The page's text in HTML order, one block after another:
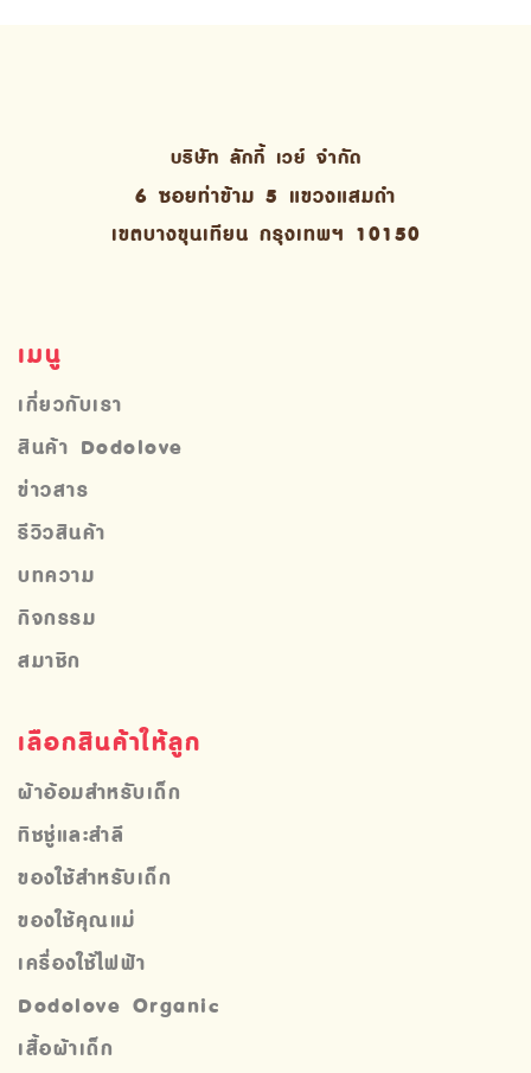
บริษัท ลักกี้ เวย์ จํากัด
6 ซอยท่าข้าม 5 แขวงแสมดำ
เขตบางขุนเทียน กรุงเทพฯ 10150
เมนู
เกี่ยวกับเรา
สินค้า Dodolove
ข่าวสาร
รีวิวสินค้า
บทความ
กิจกรรม
สมาชิก
เลือกสินค้าให้ลูก
ผ้าอ้อมสำหรับเด็ก
ทิชชู่และสำลี
ของใช้สำหรับเด็ก
ของใช้คุณแม่
เครื่องใช้ไฟฟ้า
Dodolove Organic
เสื้อผ้าเด็ก